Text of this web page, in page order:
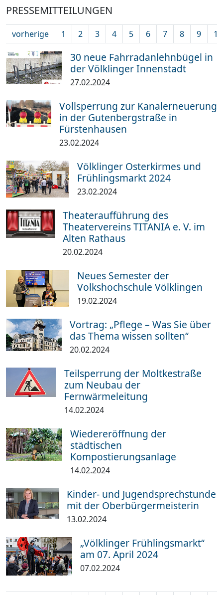
PRESSEMITTEILUNGEN
vorherige 1 2 3 4 5 6 7 8 9 10
30 neue Fahrradanlehnbügel in
der Völklinger Innenstadt
27.02.2024
Vollsperrung zur Kanalerneuerung
in der Gutenbergstraße in
Fürstenhausen
23.02.2024
Völklinger Osterkirmes und
Frühlingsmarkt 2024
23.02.2024
Theateraufführung des
Theatervereins TITANIA e. V. im
Alten Rathaus
20.02.2024
Neues Semester der
Volkshochschule Völklingen
19.02.2024
Vortrag: „Pflege – Was Sie über
das Thema wissen sollten“
20.02.2024
Teilsperrung der Moltkestraße
zum Neubau der
Fernwärmeleitung
14.02.2024
Wiedereröffnung der
städtischen
Kompostierungsanlage
14.02.2024
Kinder- und Jugendsprechstunde
mit der Oberbürgermeisterin
13.02.2024
„Völklinger Frühlingsmarkt“
am 07. April 2024
07.02.2024